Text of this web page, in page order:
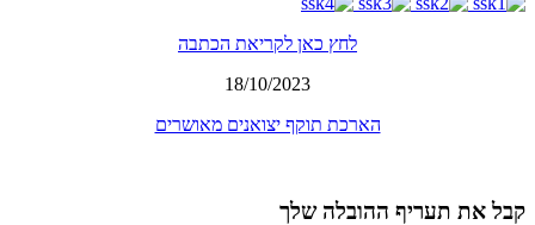
לחץ כאן לקריאת הכתבה
18/10/2023
הארכת תוקף יצואנים מאושרים
קבל את תעריף ההובלה שלך